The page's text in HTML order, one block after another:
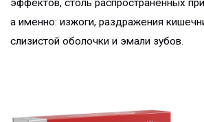
а именно: изжоги, раздражения
слизистой оболочки и эмали зубов.